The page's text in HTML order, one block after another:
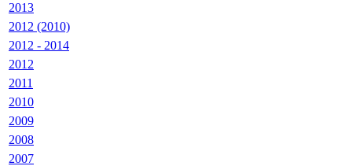
2013
2012 (2010)
2012 - 2014
2012
2011
2010
2009
2008
2007